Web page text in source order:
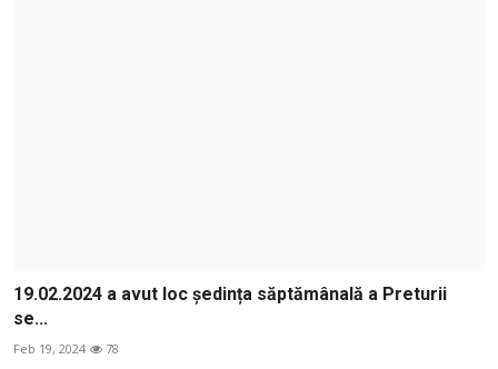
19.02.2024 a avut loc ședința săptămânală a Preturii
se...
Feb 19, 2024 78